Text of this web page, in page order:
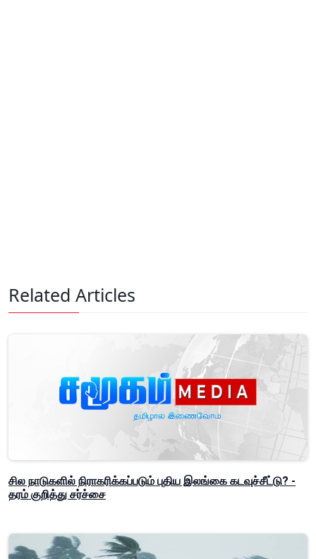
Related Articles
சில நாடுகளில் நிராகரிக்கப்படும் புதிய இலங்கை கடவுச்சீட்டு? -
தரம் குறித்து சர்ச்சை